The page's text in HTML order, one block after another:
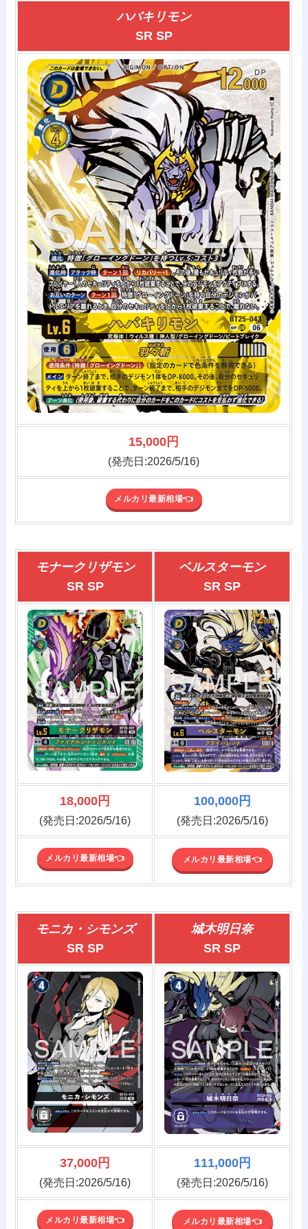
ハバキリモン
SR SP
15,000円
(発売日:2026/5/16)
メルカリ最新相場👈️
モナークリザモン
SR SP
ベルスターモン
SR SP
18,000円
(発売日:2026/5/16)
100,000円
(発売日:2026/5/16)
メルカリ最新相場👈️ メルカリ最新相場👈️
モニカ・シモンズ
SR SP
城木明日奈
SR SP
37,000円
(発売日:2026/5/16)
111,000円
(発売日:2026/5/16)
メルカリ最新相場👈️ メルカリ最新相場👈️